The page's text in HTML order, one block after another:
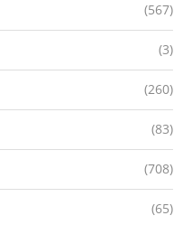
(567)
(3)
(260)
(83)
(708)
(65)